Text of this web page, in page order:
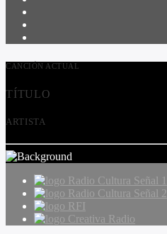
CANCIÓN ACTUAL
TÍTULO
ARTISTA
Radio Cultura Señal 1
Radio Cultura Señal 2
RFI
Creativa Radio